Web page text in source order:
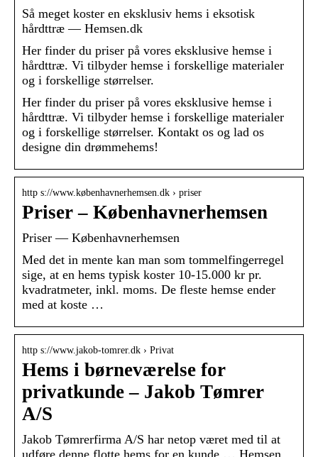
Så meget koster en eksklusiv hems i eksotisk
hårdttræ — Hemsen.dk
Her finder du priser på vores eksklusive hemse i
hårdttræ. Vi tilbyder hemse i forskellige materialer
og i forskellige størrelser.
Her finder du priser på vores eksklusive hemse i
hårdttræ. Vi tilbyder hemse i forskellige materialer
og i forskellige størrelser. Kontakt os og lad os
designe din drømmehems!
http s://www.københavnerhemsen.dk › priser
Priser – Københavnerhemsen
Priser — Københavnerhemsen
Med det in mente kan man som tommelfingerregel
sige, at en hems typisk koster 10-15.000 kr pr.
kvadratmeter, inkl. moms. De fleste hemse ender
med at koste …
http s://www.jakob-tomrer.dk › Privat
Hems i børneværelse for
privatkunde – Jakob Tømrer
A/S
Jakob Tømrerfirma A/S har netop været med til at